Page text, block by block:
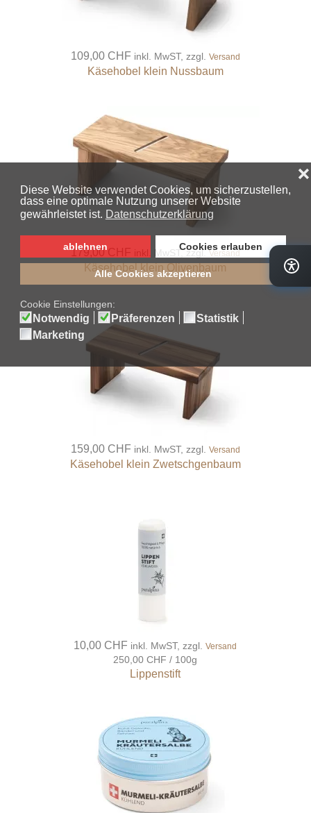
109,00 CHF inkl. MwST, zzgl. Versand
Käsehobel klein Nussbaum
179,00 CHF inkl. MwST, zzgl.Versand
Käsehobel klein Olivenbaum
159,00 CHF inkl. MwST, zzgl. Versand
Käsehobel klein Zwetschgenbaum
10,00 CHF inkl. MwST, zzgl.Versand
250,00 CHF / 100g
Lippenstift